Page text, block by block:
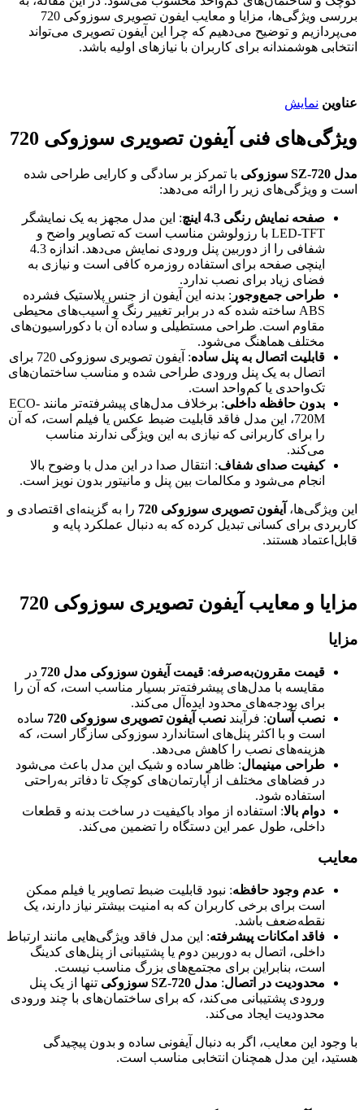
بررسی ویژگی‌ها، مزایا و معایب ایفون تصویری سوزوکی 720
می‌پردازیم و توضیح می‌دهیم که چرا این آیفون تصویری می‌تواند
انتخابی هوشمندانه برای کاربران با نیازهای اولیه باشد.
عناوین نمایش
ویژگی‌های فنی آیفون تصویری سوزوکی 720
مدل SZ-720 سوزوکی
با تمرکز بر سادگی و کارایی طراحی شده
است و ویژگی‌های زیر را ارائه می‌دهد:
صفحه نمایش رنگی 4.3 اینچ
: این مدل مجهز به یک نمایشگر
LED-TFT با رزولوشن مناسب است که تصاویر واضح و
شفافی را از دوربین پنل ورودی نمایش می‌دهد. اندازه 4.3
اینچی صفحه برای استفاده روزمره کافی است و نیازی به
فضای زیاد برای نصب ندارد.
طراحی جمع‌وجور : بدنه این آیفون از جنس پلاستیک فشرده
ABS ساخته شده که در برابر تغییر رنگ و آسیب‌های محیطی
مقاوم است. طراحی مستطیلی و ساده آن با دکوراسیون‌های
مختلف هماهنگ می‌شود.
قابلیت اتصال به پنل ساده
: آیفون تصویری سوزوکی 720 برای
اتصال به یک پنل ورودی طراحی شده و مناسب ساختمان‌های
تک‌واحدی یا کم‌واحد است.
بدون حافظه داخلی
: برخلاف مدل‌های پیشرفته‌تر مانند ECO-
720M، این مدل فاقد قابلیت ضبط عکس یا فیلم است، که آن
را برای کاربرانی که نیازی به این ویژگی ندارند مناسب
می‌کند.
کیفیت صدای شفاف: انتقال صدا در این مدل با وضوح بالا
انجام می‌شود و مکالمات بین پنل و مانیتور بدون نویز است.
این ویژگی‌ها، آیفون تصویری سوزوکی 720
را به گزینه‌ای اقتصادی و
کاربردی برای کسانی تبدیل کرده که به دنبال عملکرد پایه و
قابل‌اعتماد هستند.
مزایا و معایب آیفون تصویری سوزوکی 720
مزایا
قیمت مقرون‌به‌صرفه: قیمت آیفون سوزوکی مدل 720
در
مقایسه با مدل‌های پیشرفته‌تر بسیار مناسب است، که آن را
برای بودجه‌های محدود ایده‌آل می‌کند.
نصب آسان: فرآیند نصب آیفون تصویری سوزوکی 720
ساده
است و با اکثر پنل‌های استاندارد سوزوکی سازگار است، که
هزینه‌های نصب را کاهش می‌دهد.
طراحی مینیمال: ظاهر ساده و شیک این مدل باعث می‌شود
در فضاهای مختلف از آپارتمان‌های کوچک تا دفاتر به‌راحتی
استفاده شود.
دوام بالا: استفاده از مواد باکیفیت در ساخت بدنه و قطعات
داخلی، طول عمر این دستگاه را تضمین می‌کند.
معایب
عدم وجود حافظه: نبود قابلیت ضبط تصاویر یا فیلم ممکن
است برای برخی کاربران که به امنیت بیشتر نیاز دارند، یک
نقطه‌ضعف باشد.
فاقد امکانات پیشرفته: این مدل فاقد ویژگی‌هایی مانند ارتباط
داخلی، اتصال به دوربین دوم یا پشتیبانی از پنل‌های کدینگ
است، بنابراین برای مجتمع‌های بزرگ مناسب نیست.
محدودیت در اتصال: مدل SZ-720 سوزوکی
تنها از یک پنل
ورودی پشتیبانی می‌کند، که برای ساختمان‌های با چند ورودی
محدودیت ایجاد می‌کند.
با وجود این معایب، اگر به دنبال آیفونی ساده و بدون پیچیدگی
هستید، این مدل همچنان انتخابی مناسب است.